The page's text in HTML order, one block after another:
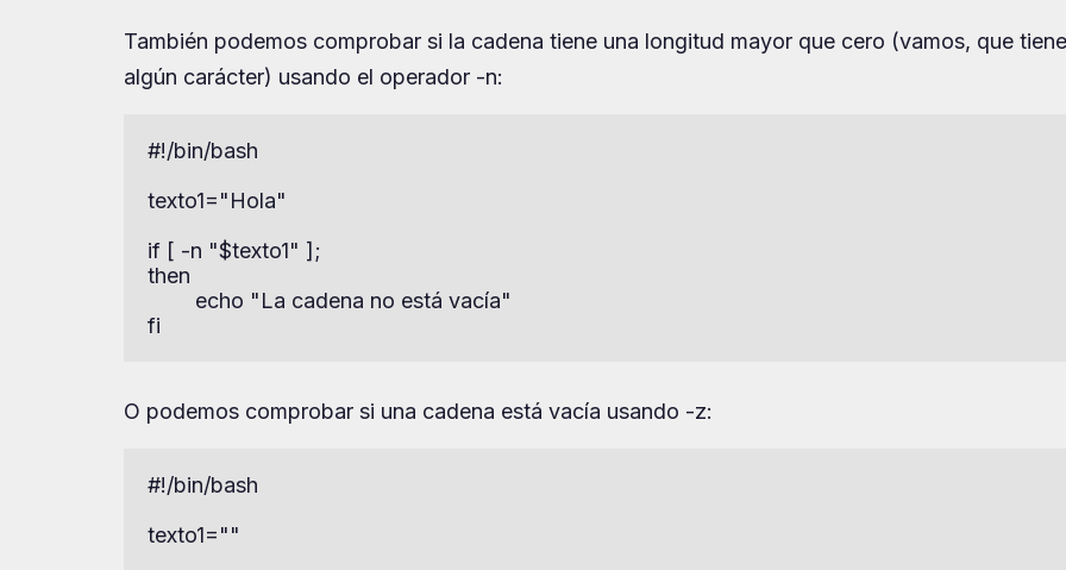
También podemos comprobar si la cadena tiene una longitud mayor que cero (vamos, que tiene
algún carácter) usando el operador -n:
#!/bin/bash
texto1="Hola"
if [ -n "$texto1" ];
then
        echo "La cadena no está vacía"
fi
O podemos comprobar si una cadena está vacía usando -z:
#!/bin/bash
texto1=""